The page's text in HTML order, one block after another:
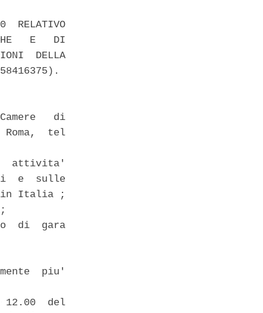
RELATIVO
E   DI
DELLA
di
Roma,  tel
attivita'
e  sulle
in Italia ;
di  gara
piu'
12.00  del